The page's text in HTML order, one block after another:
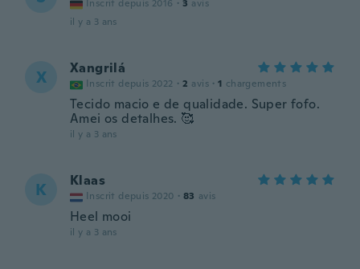
Inscrit depuis 2016 · 3 avis
il y a 3 ans
X Xangrilá
Inscrit depuis 2022 · 2 avis · 1 chargements
Tecido macio e de qualidade. Super fofo.
Amei os detalhes. 🥰
il y a 3 ans
K Klaas
Inscrit depuis 2020 · 83 avis
Heel mooi
il y a 3 ans